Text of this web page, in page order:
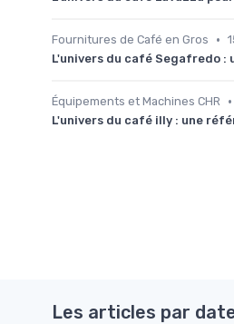
Fournitures de Café en Gros •
L'univers du café Segafredo :
Équipements et Machines CHR •
L'univers du café illy : une
Les articles par